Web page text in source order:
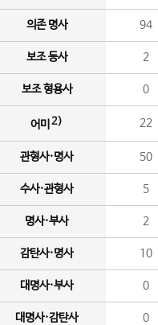
의존 명사 94
보조 동사 2
보조 형용사 0
어미 2) 22
관형사·명사 50
수사·관형사 5
명사·부사 2
감탄사·명사 10
대명사·부사 0
대명사·감탄사 0